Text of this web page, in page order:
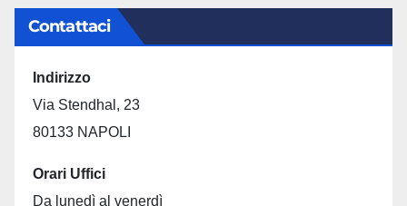
Contattaci
Indirizzo
Via Stendhal, 23
80133 NAPOLI
Orari Uffici
Da lunedì al venerdì